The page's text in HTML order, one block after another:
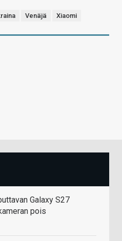
Venäjä Xiaomi
Galaxy S27
pois